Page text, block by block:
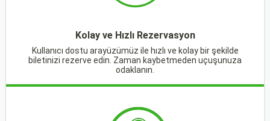
Kolay ve Hızlı Rezervasyon
Kullanıcı dostu arayüzümüz ile hızlı ve kolay bir şekilde
biletinizi rezerve edin. Zaman kaybetmeden uçuşunuza
odaklanın.